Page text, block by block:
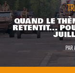
QUAND LE
RETENTIT...
PAR